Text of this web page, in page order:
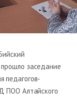
заседание
педагогов-
ПОО Алтайского